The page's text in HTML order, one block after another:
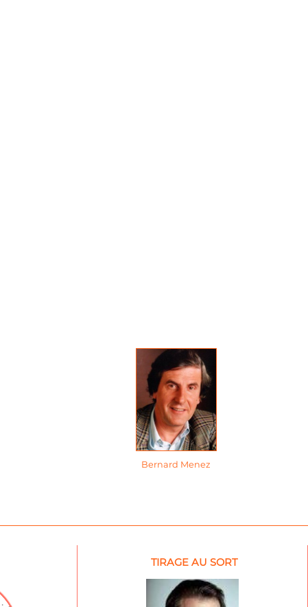
Bernard Menez
TIRAGE AU SORT